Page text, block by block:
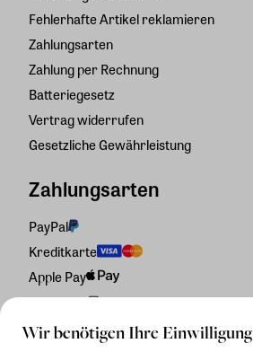
Wir benötigen Ihre Einwilligung
Fehlerhafte Artikel reklamieren
Zahlungsarten
Zahlung per Rechnung
Batteriegesetz
Vertrag widerrufen
Gesetzliche Gewährleistung
Zahlungsarten
PayPal
Kreditkarte
Apple Pay
Rechnung